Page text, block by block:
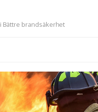
i Bättre brandsäkerhet